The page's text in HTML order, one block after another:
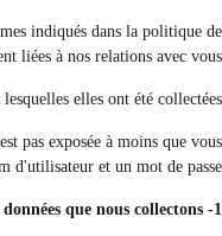
pour nous. Par
à fournir de données